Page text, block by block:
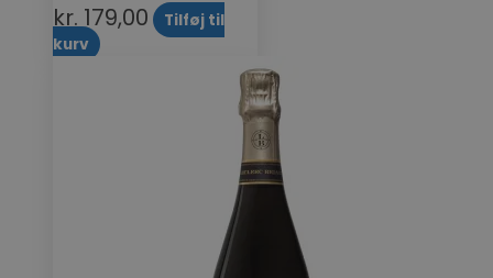
kr. 179,00
Tilføj til
kurv